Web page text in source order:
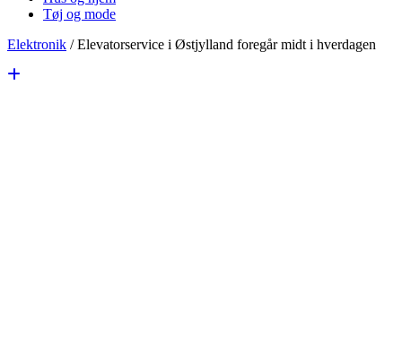
Tøj og mode
Elektronik /Elevatorservice i Østjylland foregår midt i hverdagen